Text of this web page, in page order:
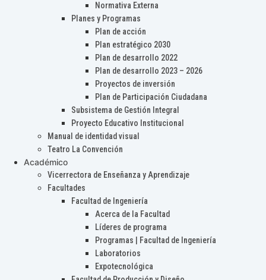
Normativa Externa
Planes y Programas
Plan de acción
Plan estratégico 2030
Plan de desarrollo 2022
Plan de desarrollo 2023 – 2026
Proyectos de inversión
Plan de Participación Ciudadana
Subsistema de Gestión Integral
Proyecto Educativo Institucional
Manual de identidad visual
Teatro La Convención
Académico
Vicerrectora de Enseñanza y Aprendizaje
Facultades
Facultad de Ingeniería
Acerca de la Facultad
Líderes de programa
Programas | Facultad de Ingeniería
Laboratorios
Expotecnológica